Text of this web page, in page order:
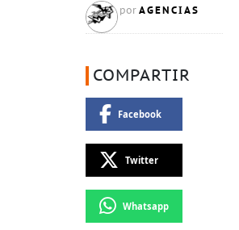
por AGENCIAS
COMPARTIR
Facebook
Twitter
Whatsapp